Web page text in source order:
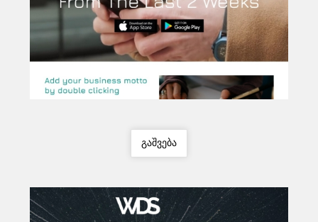
გაშვება